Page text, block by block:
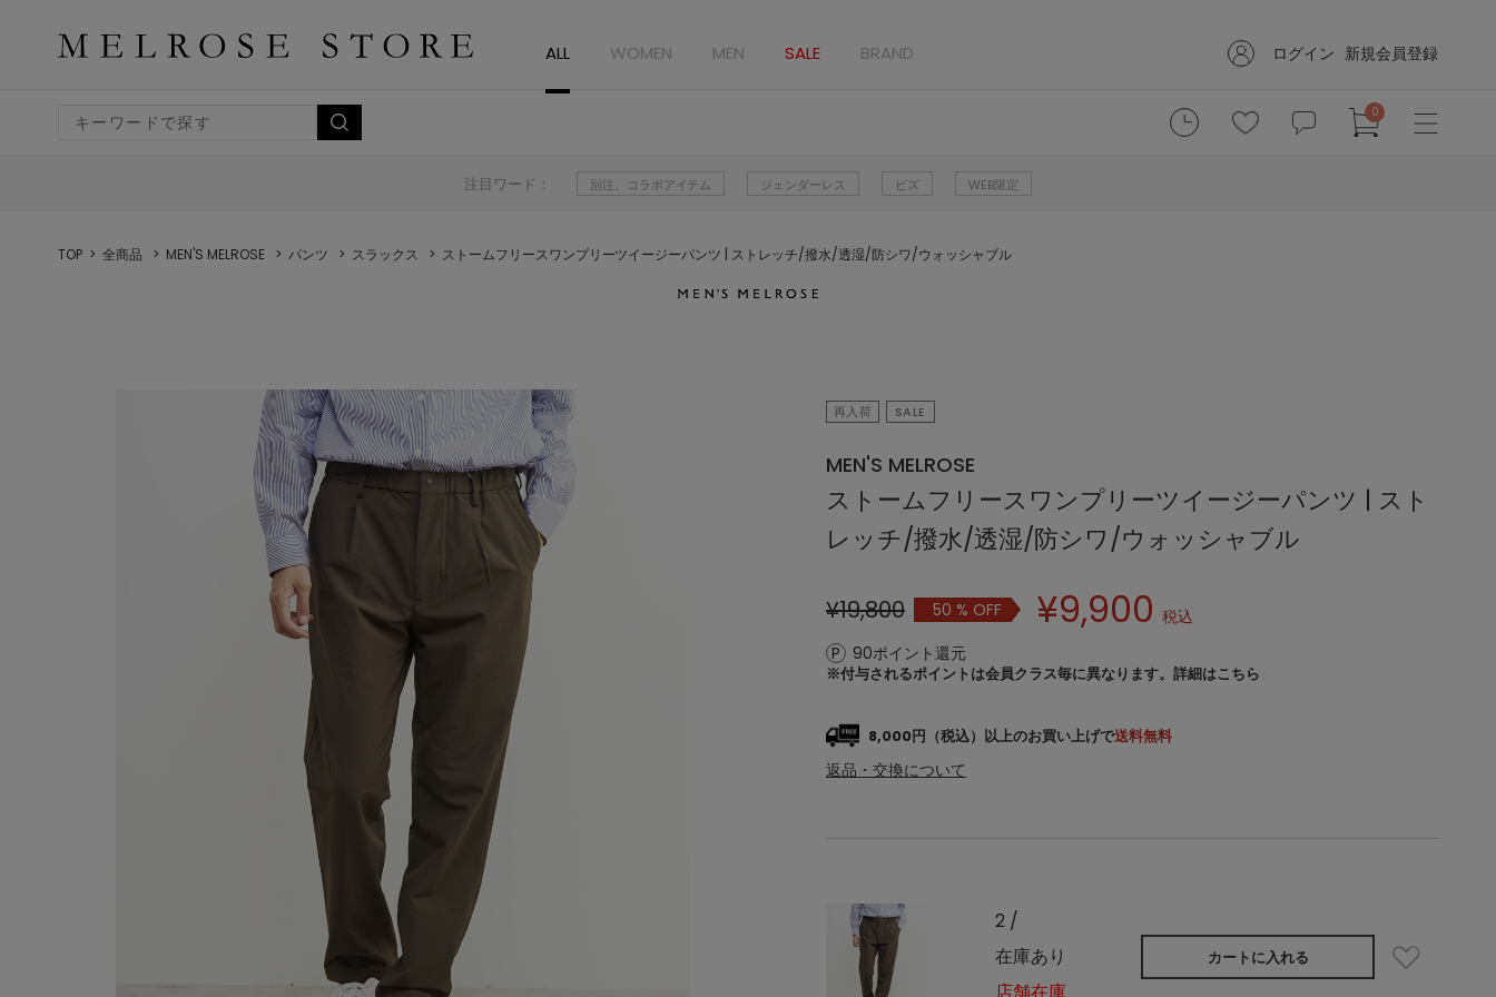
ALL WOMEN MEN SALE BRAND ログイン 新規会員登録
0
注目ワード： 別注、コラボアイテム ジェンダーレス ビズ WEB限定
TOP 全商品 MEN'S MELROSE パンツ スラックス ストームフリースワンプリーツイージーパンツ | ストレッチ/撥水/透湿/防シワ/ウォッシャブル
再入荷 SALE
MEN'S MELROSE
ストームフリースワンプリーツイージーパンツ | スト
レッチ/撥水/透湿/防シワ/ウォッシャブル
¥19,800 50 % OFF ¥9,900 税込
90ポイント還元
※付与されるポイントは会員クラス毎に異なります。 詳細はこちら
8,000円（税込）以上のお買い上げで送料無料
返品・交換について
2 /
在庫あり
カートに入れる